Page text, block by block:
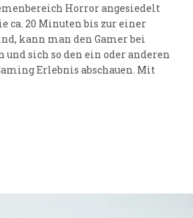
Horror angesiedelt
ca. 20 Minuten bis zur einer
kann man den Gamer bei
und sich so den ein oder anderen
Erlebnis abschauen. Mit